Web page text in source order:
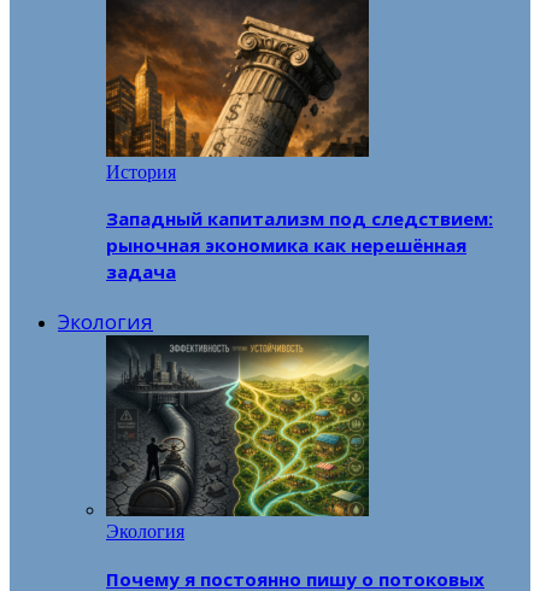
История
Западный капитализм под следствием:
рыночная экономика как нерешённая
задача
Экология
Экология
Почему я постоянно пишу о потоковых